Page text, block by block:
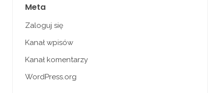
Meta
Zaloguj się
Kanał wpisów
Kanał komentarzy
WordPress.org